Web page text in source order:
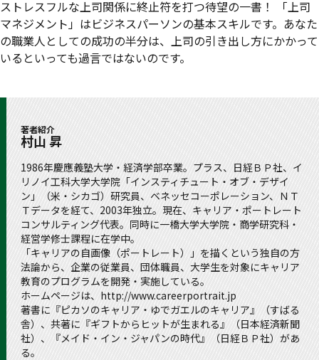
ストレスフルな上司関係に終止符を打つ待望の一書！ 「上司
マネジメント」はビジネスパーソンの基本スキルです。あなた
の職業人としての成功の半分は、上司の引き出し方にかかって
いるといっても過言ではないのです。
著者紹介
村山 昇
1986年慶應義塾大学・経済学部卒業。プラス、日経ＢＰ社、イ
リノイ工科大学大学院「インスティチュート・オブ・デザイ
ン」（米・シカゴ）研究員、ベネッセコーポレーション、ＮＴ
Ｔデータを経て、2003年独立。現在、キャリア・ポートレート
コンサルティング代表。同時に一橋大学大学院・商学研究科・
経営学修士課程に在学中。
「キャリアの自画像（ポートレート）」を描くという独自の方
法論から、企業の従業員、団体職員、大学生を対象にキャリア
教育のプログラムを開発・実施している。
ホームページは、 http://www.careerportrait.jp
著書に『ピカソのキャリア・ゆでガエルのキャリア』（すばる
舎）、共著に『ギフトからヒットが生まれる』（日本経済新聞
社）、『メイド・イン・ジャパンの時代』（日経ＢＰ社）があ
る。